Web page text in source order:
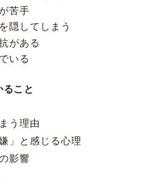
苦手
隠してしまう
がある
いる
ること
う理由
」と感じる心理
影響